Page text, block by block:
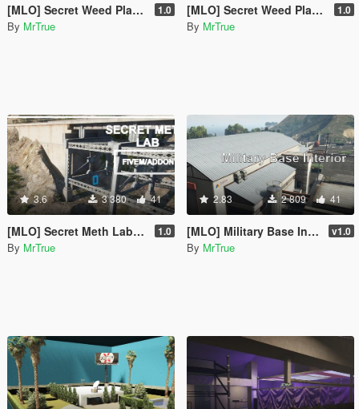
[MLO] Secret Weed Plantation / Secret Mafia Base #2 [Add-On SP / FiveM] 1.0
By MrTrue
[MLO] Secret Weed Plantation / Secret Mafia Base [Add-On SP / FiveM] 1.0
By MrTrue
3.6 3 380 41
[MLO] Secret Meth Lab [Add-On SP / FiveM] 1.0
By MrTrue
2.83 2 809 41
[MLO] Military Base Interior [Add-On SP / FiveM] v1.0
By MrTrue